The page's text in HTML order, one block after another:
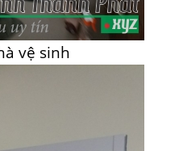
vệ sinh